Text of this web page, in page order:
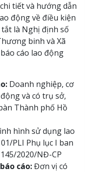
tiết và hướng dẫn
động về điều kiện
là Nghị định số
binh và Xã
cáo lao động
Doanh nghiệp, cơ
và có trụ sở,
Thành phố Hồ
hình sử dụng lao
PLI Phụ lục I ban
2020/NĐ-CP
cáo:Đơn vị có